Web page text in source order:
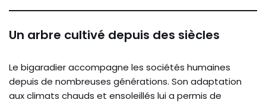
Un arbre cultivé depuis des siècles
Le bigaradier accompagne les sociétés humaines
depuis de nombreuses générations. Son adaptation
aux climats chauds et ensoleillés lui a permis de